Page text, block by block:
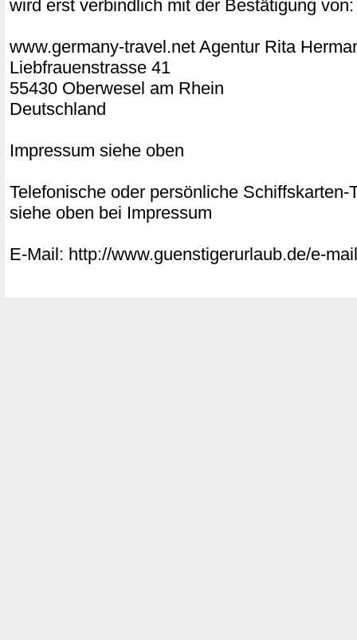
wird erst verbindlich mit der Bestätigung von:
www.germany-travel.net Agentur Rita
Liebfrauenstrasse 41
55430 Oberwesel am Rhein
Deutschland
Impressum siehe oben
Telefonische oder persönliche Schiffskarten-
siehe oben bei Impressum
E-Mail: http://www.guenstigerurlaub.de/e-